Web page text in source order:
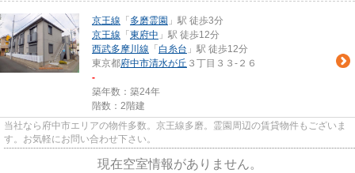
京王線 「 多磨霊園 」駅 徒歩3分
京王線 「 東府中 」駅 徒歩12分
西武多摩川線 「 白糸台 」駅 徒歩12分
東京都府中市清水が丘 ３丁目３３-２６
-
築年数：築24年
階数：2階建
当社なら府中市エリアの物件多数。京王線多磨。霊園周辺の賃貸物件もございま
す。お気軽にお問い合わせ下さい。
現在空室情報がありません。